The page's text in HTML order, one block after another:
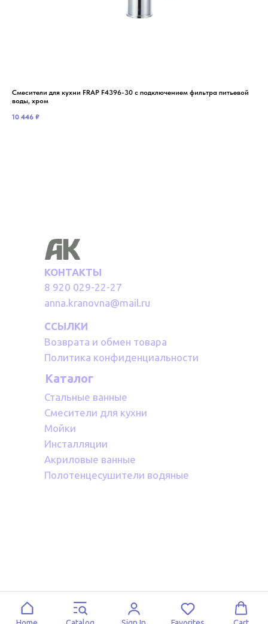
Смесители для кухни FRAP F4396-30 с подключением фильтра питьевой
воды, хром
10 446 ₽
КОНТАКТЫ
8 920 029-22-27
anna.kranovna@mail.ru
ССЫЛКИ
Возврата и обмен товара
Политика конфиденциальности
Каталог
Стальные ванные
Смесители для кухни
Мойки
Инсталляции
Акриловые ванные
Полотенцесушители водяные